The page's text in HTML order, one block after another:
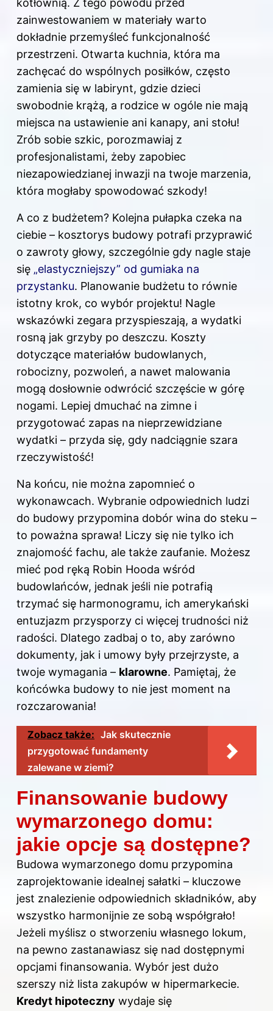
kotłownią. Z tego powodu przed
zainwestowaniem w materiały warto
dokładnie przemyśleć funkcjonalność
przestrzeni. Otwarta kuchnia, która ma
zachęcać do wspólnych posiłków, często
zamienia się w labirynt, gdzie dzieci
swobodnie krążą, a rodzice w ogóle nie mają
miejsca na ustawienie ani kanapy, ani stołu!
Zrób sobie szkic, porozmawiaj z
profesjonalistami, żeby zapobiec
niezapowiedzianej inwazji na twoje marzenia,
która mogłaby spowodować szkody!
A co z budżetem? Kolejna pułapka czeka na
ciebie – kosztorys budowy potrafi przyprawić
o zawroty głowy, szczególnie gdy nagle staje
się „elastyczniejszy” od gumiaka na
przystanku. Planowanie budżetu to równie
istotny krok, co wybór projektu! Nagle
wskazówki zegara przyspieszają, a wydatki
rosną jak grzyby po deszczu. Koszty
dotyczące materiałów budowlanych,
robocizny, pozwoleń, a nawet malowania
mogą dosłownie odwrócić szczęście w górę
nogami. Lepiej dmuchać na zimne i
przygotować zapas na nieprzewidziane
wydatki – przyda się, gdy nadciągnie szara
rzeczywistość!
Na końcu, nie można zapomnieć o
wykonawcach. Wybranie odpowiednich ludzi
do budowy przypomina dobór wina do steku –
to poważna sprawa! Liczy się nie tylko ich
znajomość fachu, ale także zaufanie. Możesz
mieć pod ręką Robin Hooda wśród
budowlańców, jednak jeśli nie potrafią
trzymać się harmonogramu, ich amerykański
entuzjazm przysporzy ci więcej trudności niż
radości. Dlatego zadbaj o to, aby zarówno
dokumenty, jak i umowy były przejrzyste, a
twoje wymagania – klarowne. Pamiętaj, że
końcówka budowy to nie jest moment na
rozczarowania!
Zobacz także: Jak skutecznie
przygotować fundamenty
zalewane w ziemi?
Finansowanie budowy
wymarzonego domu:
jakie opcje są dostępne?
Budowa wymarzonego domu przypomina
zaprojektowanie idealnej sałatki – kluczowe
jest znalezienie odpowiednich składników, aby
wszystko harmonijnie ze sobą współgrało!
Jeżeli myślisz o stworzeniu własnego lokum,
na pewno zastanawiasz się nad dostępnymi
opcjami finansowania. Wybór jest dużo
szerszy niż lista zakupów w hipermarkecie.
Kredyt hipoteczny wydaje się